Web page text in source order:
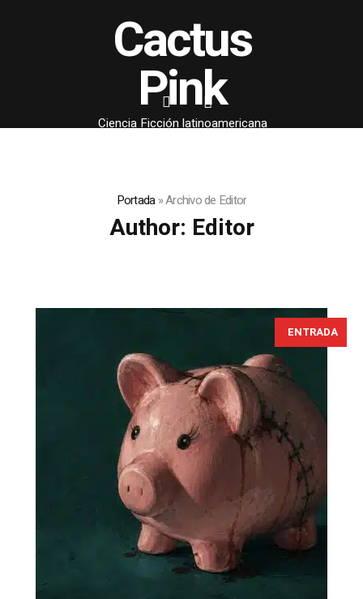
Cactus
Pink
Ciencia Ficción latinoamericana
Portada»Archivo de Editor
Author: Editor
ENTRADA